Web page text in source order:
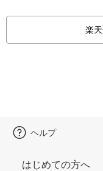
楽
ヘルプ
はじめての方へ